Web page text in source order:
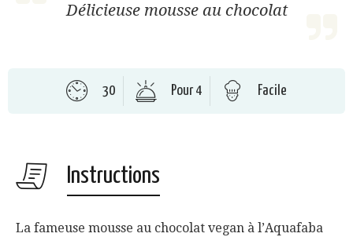
Délicieuse mousse au chocolat
30 Pour 4 Facile
Instructions
La fameuse mousse au chocolat vegan à l’Aquafaba